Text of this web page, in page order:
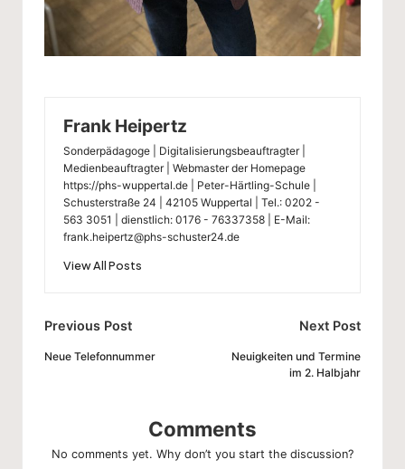
Frank Heipertz
Sonderpädagoge | Digitalisierungsbeauftragter |
Medienbeauftragter | Webmaster der Homepage
https://phs-wuppertal.de | Peter-Härtling-Schule |
Schusterstraße 24 | 42105 Wuppertal | Tel.: 0202 -
563 3051 | dienstlich: 0176 - 76337358 | E-Mail:
frank.heipertz@phs-schuster24.de
View All Posts
Post
navigation
Previous Post
Neue Telefonnummer
Next Post
Neuigkeiten und Termine
im 2. Halbjahr
Comments
No comments yet. Why don’t you start the discussion?